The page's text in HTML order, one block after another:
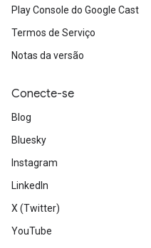
Play Console do Google Cast
Termos de Serviço
Notas da versão
Conecte-se
Blog
Bluesky
Instagram
LinkedIn
X (Twitter)
YouTube